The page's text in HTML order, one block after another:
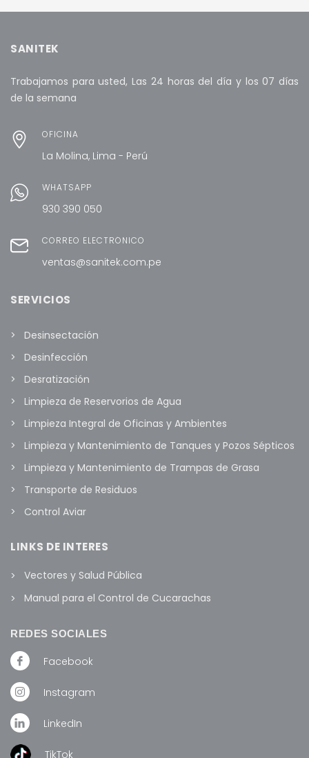
SANITEK
Trabajamos para usted, Las 24 horas del día y los 07 días
de la semana
OFICINA
La Molina, Lima - Perú
WHATSAPP
930 390 050
CORREO ELECTRÓNICO
ventas@sanitek.com.pe
SERVICIOS
Desinsectación
Desinfección
Desratización
Limpieza de Reservorios de Agua
Limpieza Integral de Oficinas y Ambientes
Limpieza y Mantenimiento de Tanques y Pozos Sépticos
Limpieza y Mantenimiento de Trampas de Grasa
Transporte de Residuos
Control Aviar
LINKS DE INTERES
Vectores y Salud Pública
Manual para el Control de Cucarachas
REDES SOCIALES
Facebook
Instagram
LinkedIn
TikTok